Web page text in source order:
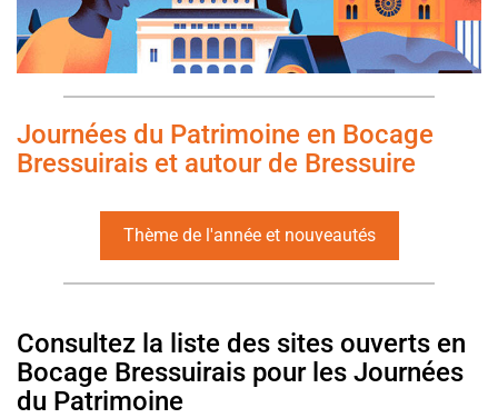
Journées du Patrimoine en Bocage
Bressuirais et autour de Bressuire
Thème de l'année et nouveautés
Consultez la liste des sites ouverts en
Bocage Bressuirais pour les Journées
du Patrimoine